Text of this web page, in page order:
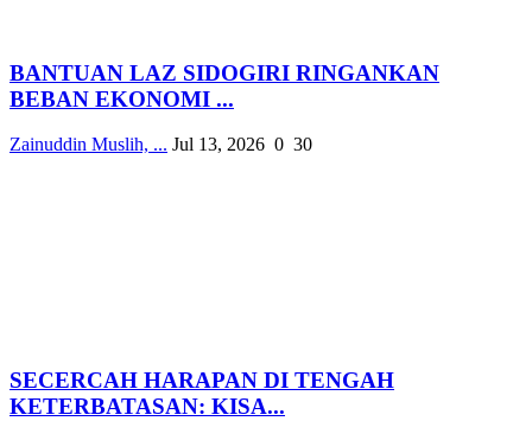
BANTUAN LAZ SIDOGIRI RINGANKAN
BEBAN EKONOMI ...
Zainuddin Muslih, ... Jul 13, 2026 0 30
SECERCAH HARAPAN DI TENGAH
KETERBATASAN: KISA...